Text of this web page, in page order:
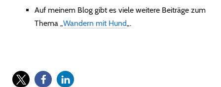
Auf meinem Blog gibt es viele weitere Beiträge zum
Thema „Wandern mit Hund„.